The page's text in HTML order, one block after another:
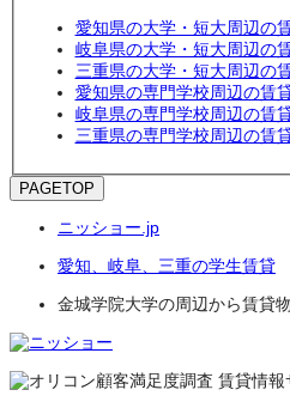
愛知県の大学・短大周辺の
岐阜県の大学・短大周辺の
三重県の大学・短大周辺の
愛知県の専門学校周辺の賃
岐阜県の専門学校周辺の賃
三重県の専門学校周辺の賃
PAGETOP
ニッショー.jp
愛知、岐阜、三重の学生賃貸
金城学院大学の周辺から賃貸